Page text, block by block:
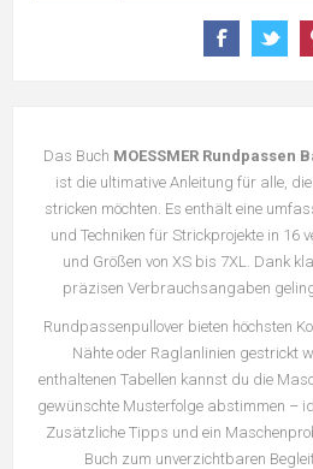
Das Buch MOESSMER Rundpassen
ist die ultimative Anleitung für alle,
stricken möchten. Es enthält eine
und Techniken für Strickprojekte in 16
und Größen von XS bis 7XL. Dank
präzisen Verbrauchsangaben
Rundpassenpullover bieten höchsten
Nähte oder Raglanlinien gestrickt
enthaltenen Tabellen kannst du die
gewünschte Musterfolge abstimmen –
Zusätzliche Tipps und ein
Buch zum unverzichtbaren